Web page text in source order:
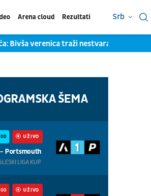
Arena cloud Rezultati Srb
Bivša verenica traži nestvaran novac
ŠEMA
UŽIVO
- Portsmouth
LIGA KUP
UŽIVO